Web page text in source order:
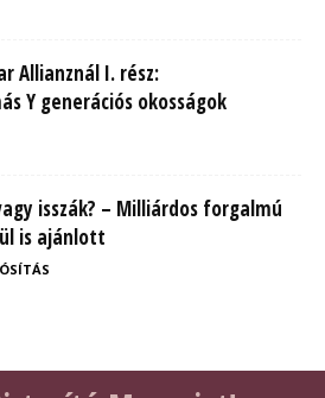
Allianznál I. rész:
Y generációs okosságok
isszák? – Milliárdos forgalmú
is ajánlott